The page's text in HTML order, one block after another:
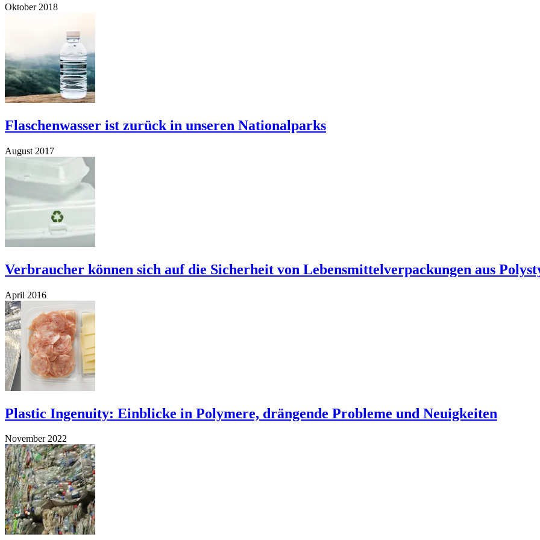
Oktober 2018
Flaschenwasser ist zurück in unseren Nationalparks
August 2017
Verbraucher können sich auf die Sicherheit von Lebensmittelverpackungen aus
April 2016
Plastic Ingenuity: Einblicke in Polymere, drängende Probleme und Neuigkeiten
November 2022